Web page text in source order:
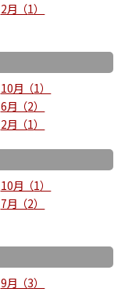
2月
1
10月
1
6月
2
2月 1
10月
1
7月
2
9月
3